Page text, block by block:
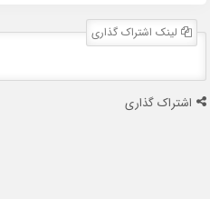
لینک اشتراک گذاری
اشتراک گذاری